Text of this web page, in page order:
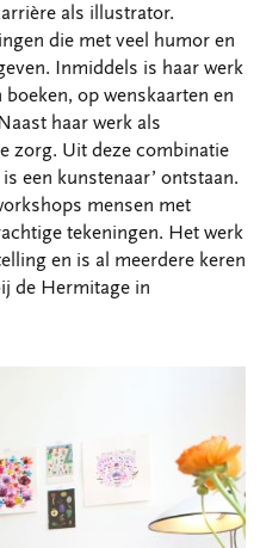
als illustrator.
die met veel humor en
Inmiddels is haar werk
op wenskaarten en
haar werk als
zorg. Uit deze combinatie
een kunstenaar’ ontstaan.
mensen met
tekeningen. Het werk
en is al meerdere keren
de Hermitage in